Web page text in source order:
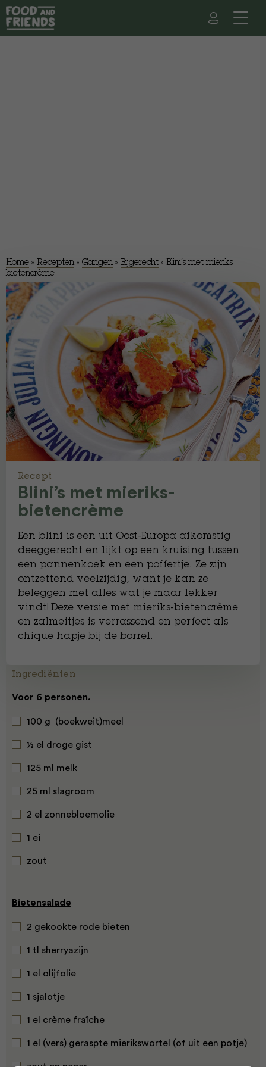
Home » Recepten » Gangen » Bijgerecht » Blini’s met mieriks-
bietencrème
Recept
Blini’s met mieriks-
bietencrème
Een blini is een uit Oost-Europa afkomstig
deeggerecht en lijkt op een kruising tussen
een pannenkoek en een poffertje. Ze zijn
ontzettend veelzijdig, want je kan ze
beleggen met alles wat je maar lekker
vindt! Deze versie met mieriks-bietencrème
en zalmeitjes is verrassend en perfect als
chique hapje bij de borrel.
Ingrediënten
Voor 6 personen.
100 g (boekweit)meel
½ el droge gist
125 ml melk
25 ml slagroom
2 el zonnebloemolie
1 ei
zout
Bietensalade
2 gekookte rode bieten
1 tl sherryazijn
1 el olijfolie
1 sjalotje
1 el crème fraîche
1 el (vers) geraspte mierikswortel (of uit een potje)